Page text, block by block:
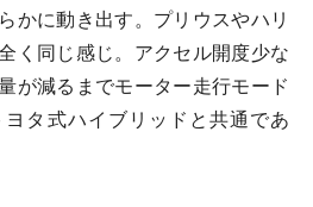
かに動き出す。プリウスやハリ
く同じ感じ。アクセル開度少な
が減るまでモーター走行モード
タ式ハイブリッドと共通であ